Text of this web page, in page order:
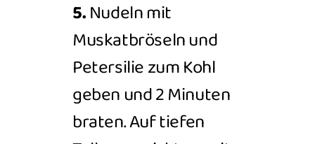
5.Nudeln mit
Muskatbröseln und
Petersilie zum Kohl
geben und 2 Minuten
braten. Auf tiefen